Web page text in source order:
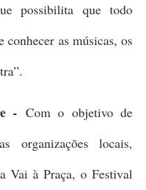
possibilita que todo
conhecer as músicas, os
- Com o objetivo de
organizações locais,
Vai à Praça, o Festival